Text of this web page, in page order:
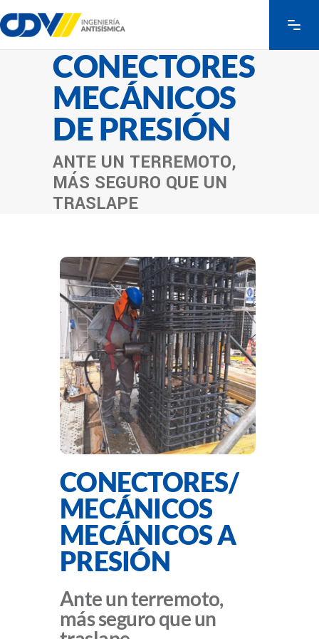
CONECTORES
MECÁNICOS
DE PRESIÓN
ANTE UN TERREMOTO,
MÁS SEGURO QUE UN
TRASLAPE
CONECTORES/
MECÁNICOS
MECÁNICOS A
PRESIÓN
Ante un terremoto,
más seguro que un